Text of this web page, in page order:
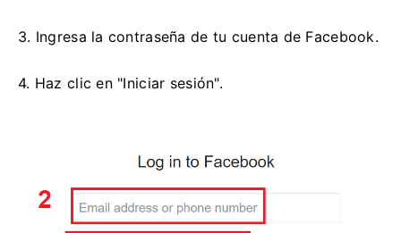
3. Ingresa la contraseña de tu cuenta de Facebook.
4. Haz clic en "Iniciar sesión".